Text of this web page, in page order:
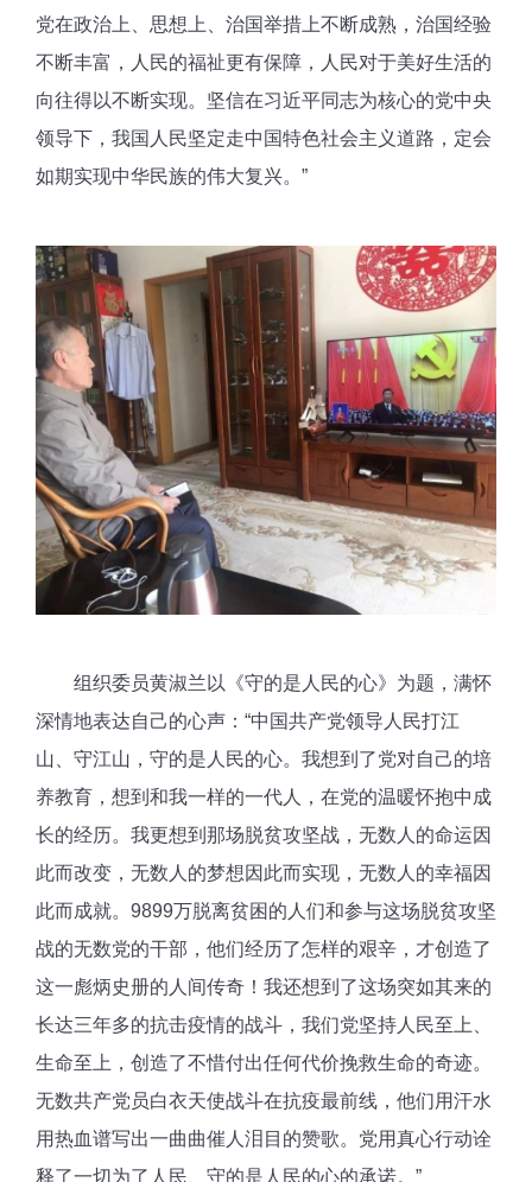
党在政治上、思想上、治国举措上不断成熟，治国经验
不断丰富，人民的福祉更有保障，人民对于美好生活的
向往得以不断实现。坚信在习近平同志为核心的党中央
领导下，我国人民坚定走中国特色社会主义道路，定会
如期实现中华民族的伟大复兴。”
组织委员黄淑兰以《守的是人民的心》为题，满怀
深情地表达自己的心声：“中国共产党领导人民打江
山、守江山，守的是人民的心。我想到了党对自己的培
养教育，想到和我一样的一代人，在党的温暖怀抱中成
长的经历。我更想到那场脱贫攻坚战，无数人的命运因
此而改变，无数人的梦想因此而实现，无数人的幸福因
此而成就。9899万脱离贫困的人们和参与这场脱贫攻坚
战的无数党的干部，他们经历了怎样的艰辛，才创造了
这一彪炳史册的人间传奇！我还想到了这场突如其来的
长达三年多的抗击疫情的战斗，我们党坚持人民至上、
生命至上，创造了不惜付出任何代价挽救生命的奇迹。
无数共产党员白衣天使战斗在抗疫最前线，他们用汗水
用热血谱写出一曲曲催人泪目的赞歌。党用真心行动诠
释了一切为了人民、守的是人民的心的承诺。”